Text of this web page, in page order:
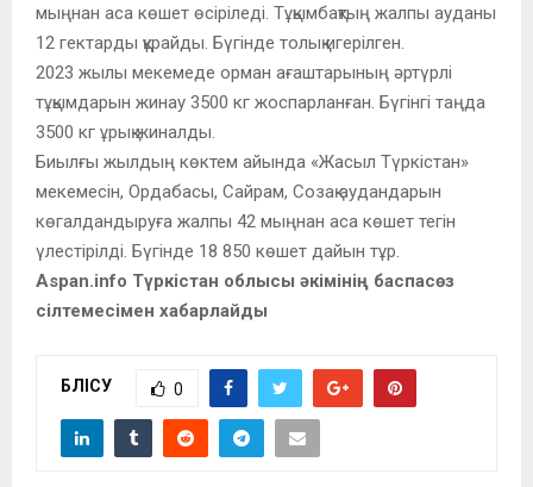
мыңнан аса көшет өсіріледі. Тұқымбақтың жалпы ауданы
12 гектарды құрайды. Бүгінде толық игерілген.
2023 жылы мекемеде орман ағаштарының әртүрлі
тұқымдарын жинау 3500 кг жоспарланған. Бүгінгі таңда
3500 кг ұрық жиналды.
Биылғы жылдың көктем айында «Жасыл Түркістан»
мекемесін, Ордабасы, Сайрам, Созақ аудандарын
көгалдандыруға жалпы 42 мыңнан аса көшет тегін
үлестірілді. Бүгінде 18 850 көшет дайын тұр.
Aspan.info Түркістан облысы әкімінің баспасөз
сілтемесімен хабарлайды
БӨЛІСУ 0